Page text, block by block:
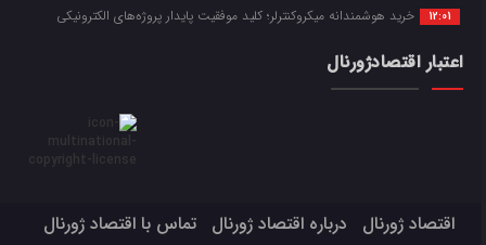
12:01 خرید هوشمندانه میکروکنترلر؛ کلید موفقیت پایدار پروژه‌های الکترونیکی
اعتبار اقتصادژورنال
اقتصاد ژورنال درباره اقتصاد ژورنال
تماس با اقتصاد ژورنال